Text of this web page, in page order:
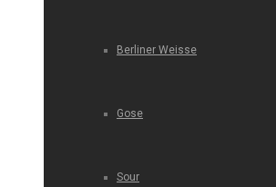
Berliner Weisse
Gose
Sour